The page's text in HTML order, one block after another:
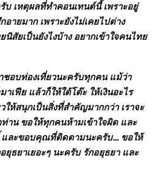
บ เหตุผลที่ทำคอนเทนต์นี้ เพราะอยู่
ายมาก เพราะยังไม่เคยไปต่าง
นิสัยเป็นยังไงบ้าง อยากเข้าใจคนไทย
าชอบท่องเที่ยวนะครับทุกคน แม้ว่า
เฟีย แล้วก็ให้ใต้โต๊ะ ให้เงินอะไร
ให้สนุกเป็นสิ่งที่สำคัญมากกว่า เราจะ
าน ขอให้ทุกคนห้ามเข้าใจผิด และ
และขอบคุณที่ติดตามนะครับ… ขอให้
ธยาเยอะๆ นะครับ รักอยุธยา และ